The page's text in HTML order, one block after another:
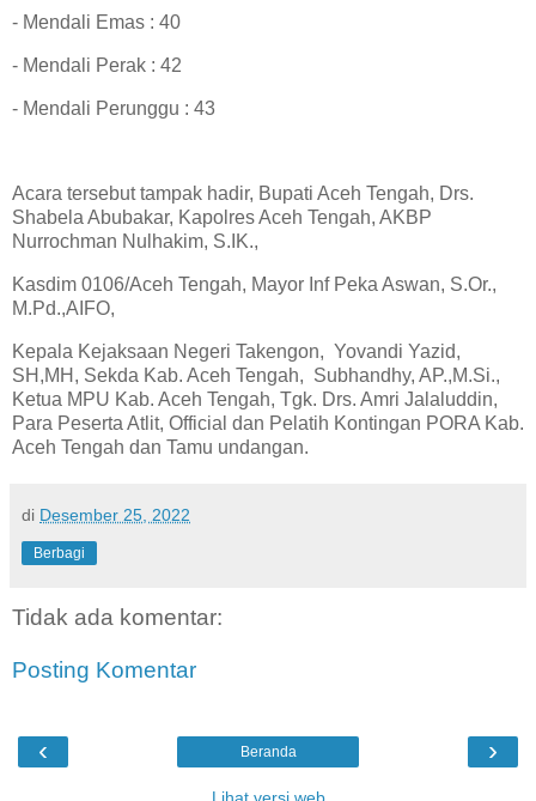
- Mendali Emas : 40
- Mendali Perak : 42
- Mendali Perunggu : 43
Acara tersebut tampak hadir, Bupati Aceh Tengah, Drs.
Shabela Abubakar, Kapolres Aceh Tengah, AKBP
Nurrochman Nulhakim, S.IK.,
Kasdim 0106/Aceh Tengah, Mayor Inf Peka Aswan, S.Or.,
M.Pd.,AIFO,
Kepala Kejaksaan Negeri Takengon, Yovandi Yazid,
SH,MH, Sekda Kab. Aceh Tengah, Subhandhy, AP.,M.Si.,
Ketua MPU Kab. Aceh Tengah, Tgk. Drs. Amri Jalaluddin,
Para Peserta Atlit, Official dan Pelatih Kontingan PORA Kab.
Aceh Tengah dan Tamu undangan.
di Desember 25, 2022
Berbagi
Tidak ada komentar:
Posting Komentar
‹ ›
Beranda